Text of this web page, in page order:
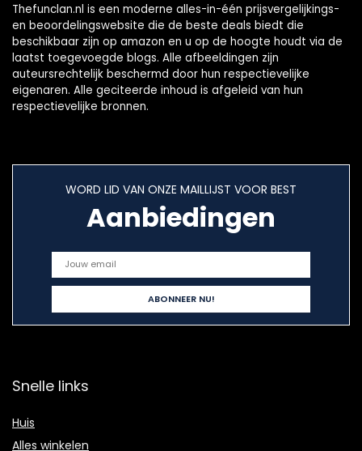
Thefunclan.nl is een moderne alles-in-één prijsvergelijkings-
en beoordelingswebsite die de beste deals biedt die
beschikbaar zijn op amazon en u op de hoogte houdt via de
laatst toegevoegde blogs. Alle afbeeldingen zijn
auteursrechtelijk beschermd door hun respectievelijke
eigenaren. Alle geciteerde inhoud is afgeleid van hun
respectievelijke bronnen.
WORD LID VAN ONZE MAILLIJST VOOR BEST
Aanbiedingen
Snelle links
Huis
Alles winkelen